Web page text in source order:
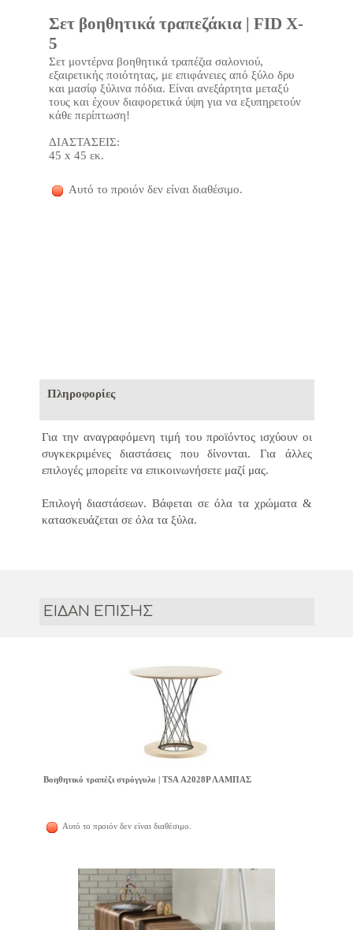
Σετ βοηθητικά τραπεζάκια | FID X-
5
Σετ μοντέρνα βοηθητικά τραπέζια σαλονιού,
εξαιρετικής ποιότητας, με επιφάνειες από ξύλο δρυ
και μασίφ ξύλινα πόδια. Είναι ανεξάρτητα μεταξύ
τους και έχουν διαφορετικά ύψη για να εξυπηρετούν
κάθε περίπτωση!
ΔΙΑΣΤΑΣΕΙΣ:
45 x 45 εκ.
Αυτό το προιόν δεν είναι διαθέσιμο.
Πληροφορίες
Για την αναγραφόμενη τιμή του προϊόντος ισχύουν οι
συγκεκριμένες διαστάσεις που δίνονται. Για άλλες
επιλογές μπορείτε να επικοινωνήσετε μαζί μας.
Επιλογή διαστάσεων. Βάφεται σε όλα τα χρώματα &
κατασκευάζεται σε όλα τα ξύλα.
ΕΙΔΑΝ ΕΠΙΣΗΣ
Βοηθητικό τραπέζι στρόγγυλο | TSA Α2028Ρ ΛΑΜΠΑΣ
Αυτό το προιόν δεν είναι διαθέσιμο.